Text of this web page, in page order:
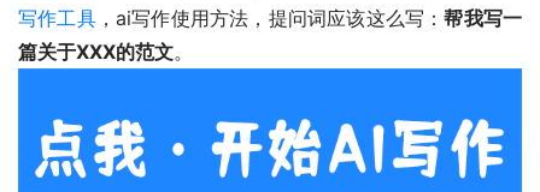
写作工具，ai写作使用方法，提问词应该这么写：帮我写一
篇关于XXX的范文。